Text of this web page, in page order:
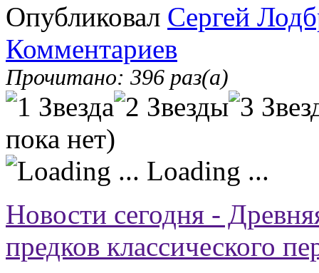
Опубликовал Сергей
Комментариев
Прочитано: 396 раз(а)
пока нет)
Loading ...
Новости сегодня -
предков классического